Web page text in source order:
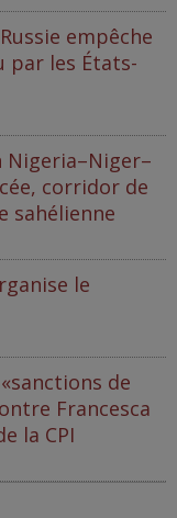
empêche
par les États-
Nigeria–Niger–
corridor de
sahélienne
le
de
Francesca
la CPI